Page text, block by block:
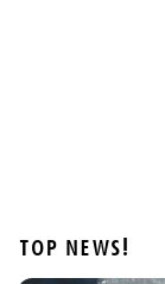
TOP NEWS!